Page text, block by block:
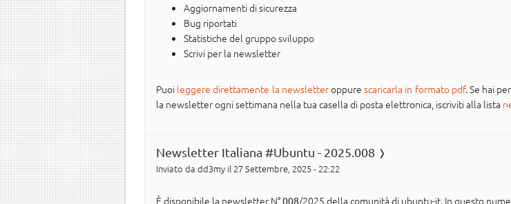
Aggiornamenti di sicurezza
Bug riportati
Statistiche del gruppo sviluppo
Scrivi per la newsletter
Puoi leggere direttamente la newsletteroppurescaricarla in formato pdf. Se hai
la newsletter ogni settimana nella tua casella di posta elettronica, iscriviti alla lista
Newsletter Italiana #Ubuntu - 2025.008
Inviato da dd3my il 27 Settembre, 2025 - 22:22
È disponibile la newsletter N°008/2025 della comunità di ubuntu-it. In questo